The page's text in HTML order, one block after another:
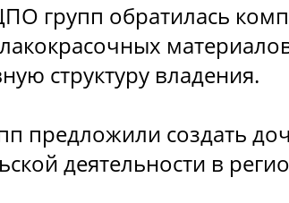
групп обратилась
структуру владения.
предложили создать
деятельности в